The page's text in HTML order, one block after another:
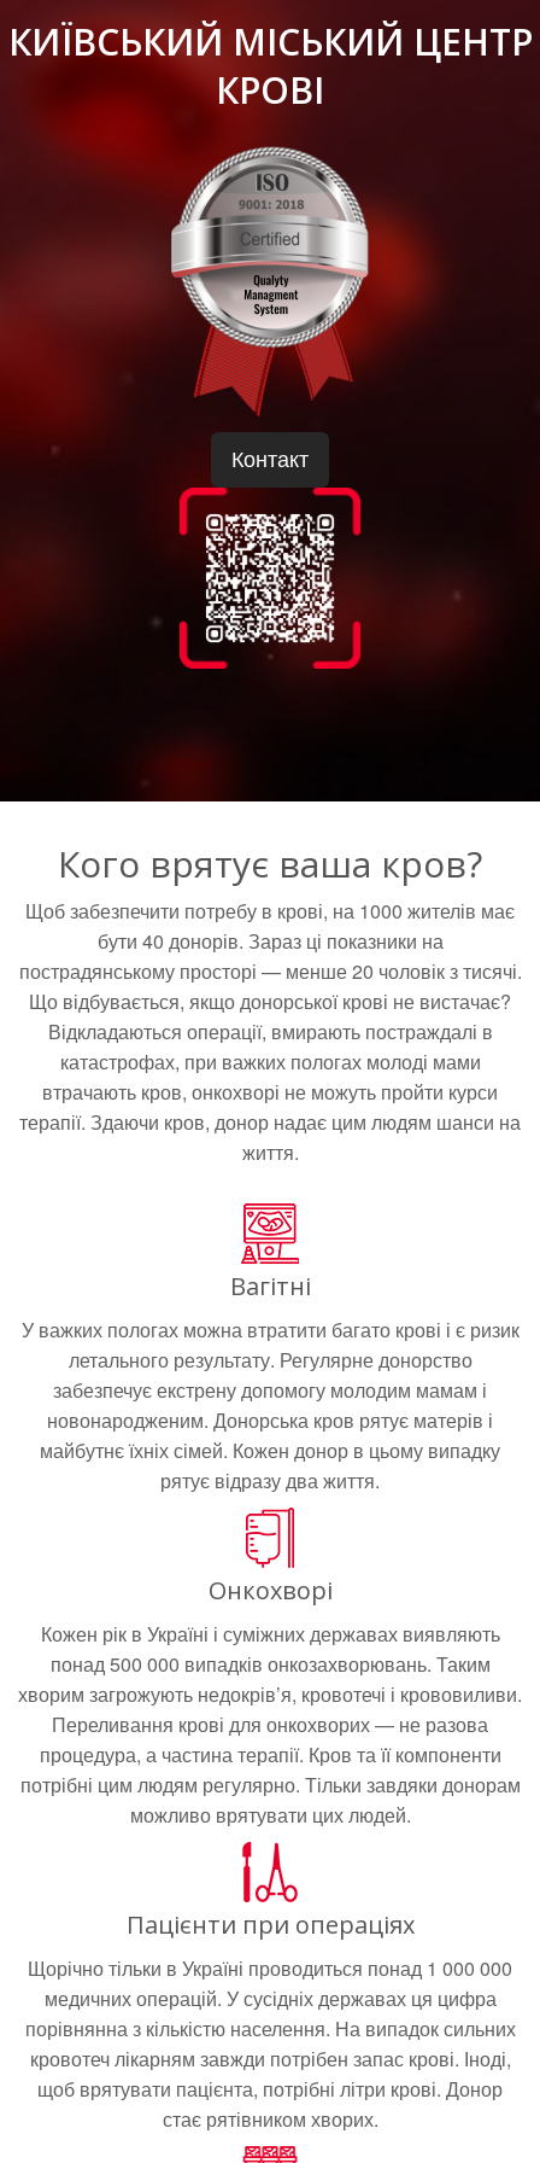
КИЇВСЬКИЙ МІСЬКИЙ ЦЕНТР
КРОВІ
Контакт
Кого врятує ваша кров?
Щоб забезпечити потребу в крові, на 1000 жителів має
бути 40 донорів. Зараз ці показники на
пострадянському просторі — менше 20 чоловік з тисячі.
Що відбувається, якщо донорської крові не вистачає?
Відкладаються операції, вмирають постраждалі в
катастрофах, при важких пологах молоді мами
втрачають кров, онкохворі не можуть пройти курси
терапії. Здаючи кров, донор надає цим людям шанси на
життя.
Вагітні
У важких пологах можна втратити багато крові і є ризик
летального результату. Регулярне донорство
забезпечує екстрену допомогу молодим мамам і
новонародженим. Донорська кров рятує матерів і
майбутнє їхніх сімей. Кожен донор в цьому випадку
рятує відразу два життя.
Онкохворі
Кожен рік в Україні і суміжних державах виявляють
понад 500 000 випадків онкозахворювань. Таким
хворим загрожують недокрів’я, кровотечі і крововиливи.
Переливання крові для онкохворих — не разова
процедура, а частина терапії. Кров та її компоненти
потрібні цим людям регулярно. Тільки завдяки донорам
можливо врятувати цих людей.
Пацієнти при операціях
Щорічно тільки в Україні проводиться понад 1 000 000
медичних операцій. У сусідніх державах ця цифра
порівнянна з кількістю населення. На випадок сильних
кровотеч лікарням завжди потрібен запас крові. Іноді,
щоб врятувати пацієнта, потрібні літри крові. Донор
стає рятівником хворих.